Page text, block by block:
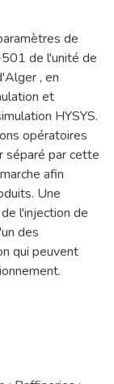
de
de l'unité de
, en
et
HYSYS.
opératoires
séparé par cette
afin
Une
l'injection de
des
qui peuvent